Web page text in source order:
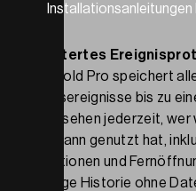
Installationsanleitungen
Erweitertes
Bold Pro speichert
Zugangsereignisse bis zu
lang. Sie sehen jederzeit, wer
wann genutzt hat,
Aktionen und
vollständige Historie ohne